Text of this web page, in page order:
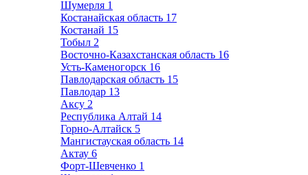
Шумерля 1
Костанайская область 17
Костанай 15
Тобыл 2
Восточно-Казахстанская область 16
Усть-Каменогорск 16
Павлодарская область 15
Павлодар 13
Аксу 2
Республика Алтай 14
Горно-Алтайск 5
Мангистауская область 14
Актау 6
Форт-Шевченко 1